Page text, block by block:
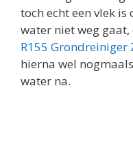
toch echt een vlek
water niet weg
R155 Grondreiniger
hierna wel
water na.